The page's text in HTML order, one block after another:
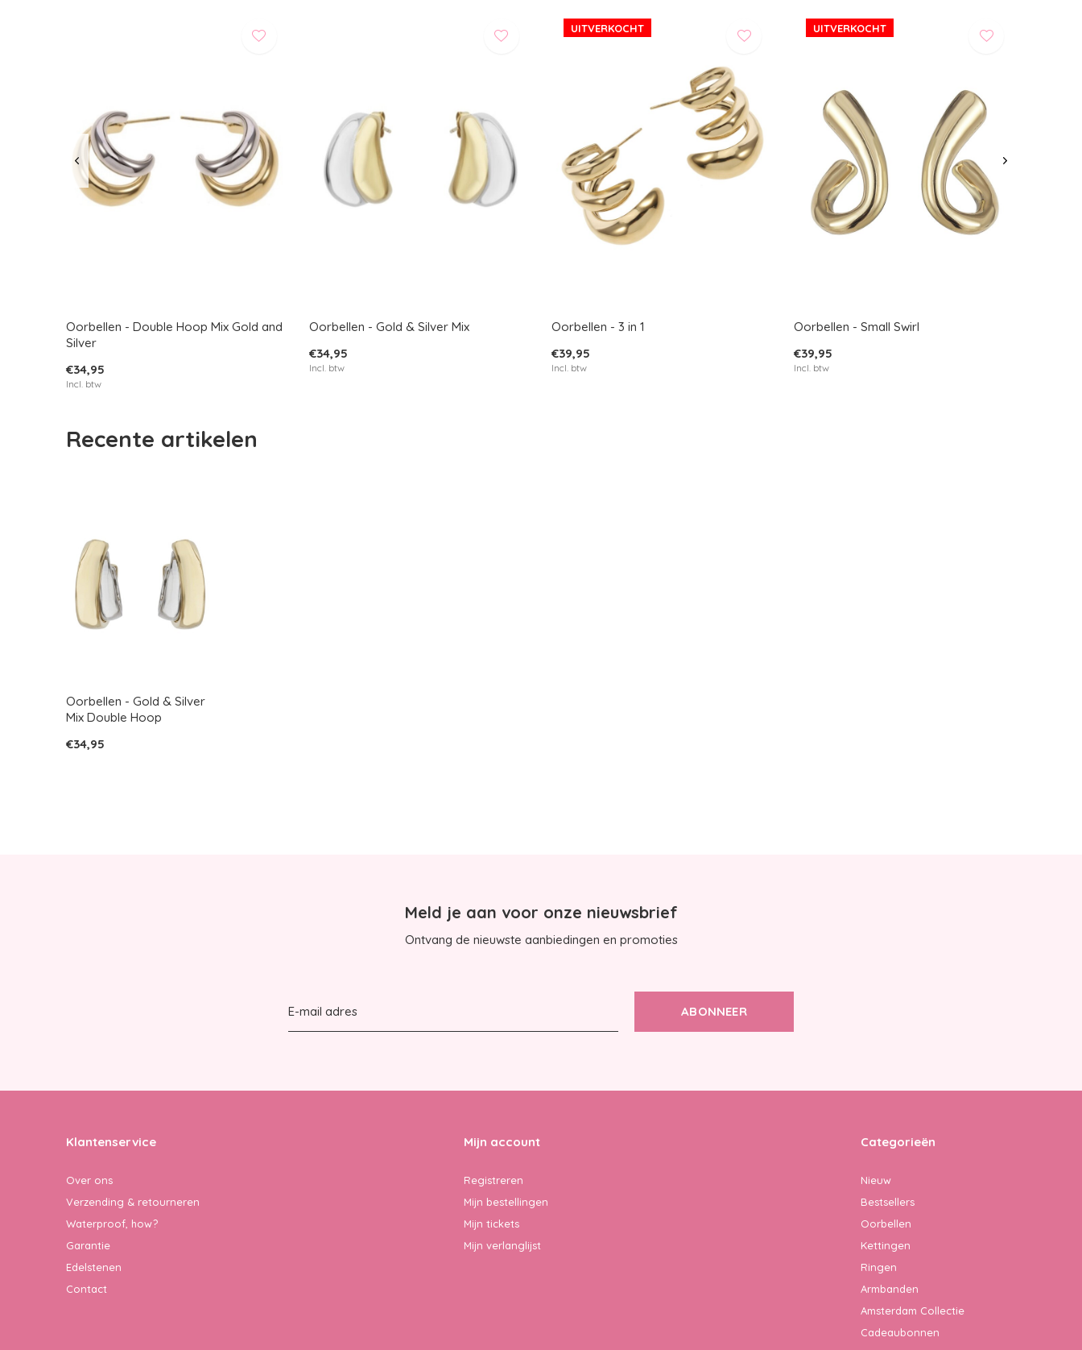
Oorbellen - Double Hoop Mix Gold and
Silver
€34,95
Incl. btw
Oorbellen - Gold & Silver Mix
€34,95
Incl. btw
UITVERKOCHT
Oorbellen - 3 in 1
€39,95
Incl. btw
UITVERKOCHT
Oorbellen - Small Swirl
€39,95
Incl. btw
Recente artikelen
Oorbellen - Gold & Silver
Mix Double Hoop
€34,95
Meld je aan voor onze nieuwsbrief
Ontvang de nieuwste aanbiedingen en promoties
ABONNEER
Klantenservice
Over ons
Verzending & retourneren
Waterproof, how?
Garantie
Edelstenen
Contact
Mijn account
Registreren
Mijn bestellingen
Mijn tickets
Mijn verlanglijst
Categorieën
Nieuw
Bestsellers
Oorbellen
Kettingen
Ringen
Armbanden
Amsterdam Collectie
Cadeaubonnen